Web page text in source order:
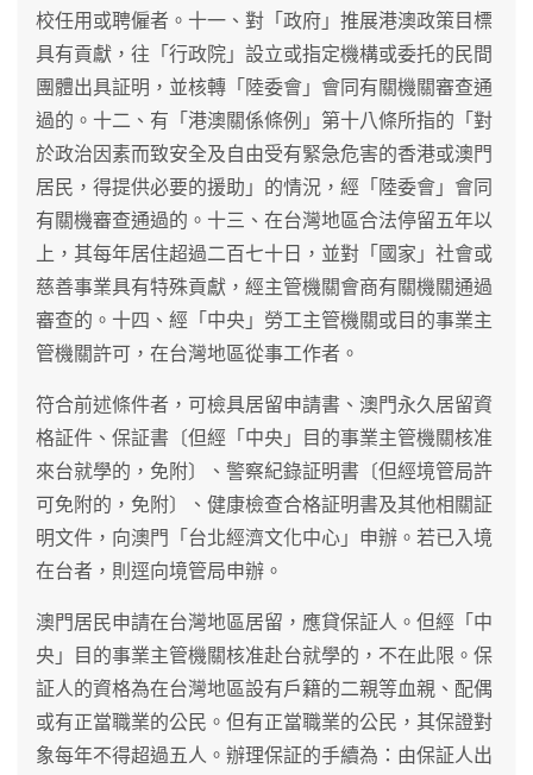
校任用或聘僱者。十一、對「政府」推展港澳政策目標
具有貢獻，往「行政院」設立或指定機構或委托的民間
團體出具証明，並核轉「陸委會」會同有關機關審查通
過的。十二、有「港澳關係條例」第十八條所指的「對
於政治因素而致安全及自由受有緊急危害的香港或澳門
居民，得提供必要的援助」的情況，經「陸委會」會同
有關機審查通過的。十三、在台灣地區合法停留五年以
上，其每年居住超過二百七十日，並對「國家」社會或
慈善事業具有特殊貢獻，經主管機關會商有關機關通過
審查的。十四、經「中央」勞工主管機關或目的事業主
管機關許可，在台灣地區從事工作者。
符合前述條件者，可檢具居留申請書、澳門永久居留資
格証件、保証書〔但經「中央」目的事業主管機關核准
來台就學的，免附〕、警察紀錄証明書〔但經境管局許
可免附的，免附〕、健康檢查合格証明書及其他相關証
明文件，向澳門「台北經濟文化中心」申辦。若已入境
在台者，則逕向境管局申辦。
澳門居民申請在台灣地區居留，應貸保証人。但經「中
央」目的事業主管機關核准赴台就學的，不在此限。保
証人的資格為在台灣地區設有戶籍的二親等血親、配偶
或有正當職業的公民。但有正當職業的公民，其保證對
象每年不得超過五人。辦理保証的手續為：由保証人出